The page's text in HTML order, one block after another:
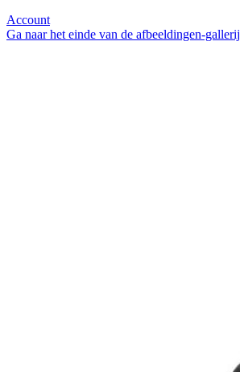
Account
Ga naar het einde van de afbeeldingen-gallerij